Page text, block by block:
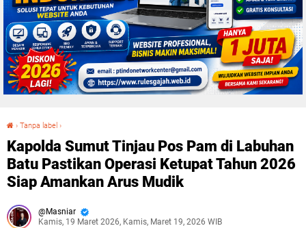
› Tanpa label ›
Kapolda Sumut Tinjau Pos Pam di Labuhan
Batu Pastikan Operasi Ketupat Tahun 2026
Siap Amankan Arus Mudik
Masniar
Kamis, 19 Maret 2026, Kamis, Maret 19, 2026 WIB